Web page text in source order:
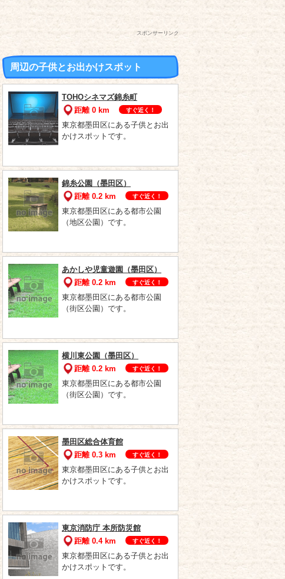
スポンサーリンク
周辺の子供とお出かけスポット
TOHOシネマズ錦糸町
距離 0 km
すぐ近く！
東京都墨田区にある子供とお出
かけスポットです。
錦糸公園（墨田区）
距離 0.2 km
すぐ近く！
東京都墨田区にある都市公園
（地区公園）です。
あかしや児童遊園（墨田区）
距離 0.2 km
すぐ近く！
東京都墨田区にある都市公園
（街区公園）です。
横川東公園（墨田区）
距離 0.2 km
すぐ近く！
東京都墨田区にある都市公園
（街区公園）です。
墨田区総合体育館
距離 0.3 km
すぐ近く！
東京都墨田区にある子供とお出
かけスポットです。
東京消防庁 本所防災館
距離 0.4 km
すぐ近く！
東京都墨田区にある子供とお出
かけスポットです。